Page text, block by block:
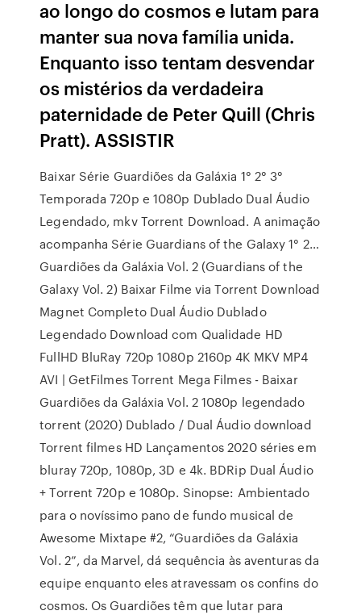
ao longo do cosmos e lutam para
manter sua nova família unida.
Enquanto isso tentam desvendar
os mistérios da verdadeira
paternidade de Peter Quill (Chris
Pratt). ASSISTIR
Baixar Série Guardiões da Galáxia 1° 2° 3°
Temporada 720p e 1080p Dublado Dual Áudio
Legendado, mkv Torrent Download. A animação
acompanha Série Guardians of the Galaxy 1° 2…
Guardiões da Galáxia Vol. 2 (Guardians of the
Galaxy Vol. 2) Baixar Filme via Torrent Download
Magnet Completo Dual Áudio Dublado
Legendado Download com Qualidade HD
FullHD BluRay 720p 1080p 2160p 4K MKV MP4
AVI | GetFilmes Torrent Mega Filmes - Baixar
Guardiões da Galáxia Vol. 2 1080p legendado
torrent (2020) Dublado / Dual Áudio download
Torrent filmes HD Lançamentos 2020 séries em
bluray 720p, 1080p, 3D e 4k. BDRip Dual Áudio
+ Torrent 720p e 1080p. Sinopse: Ambientado
para o novíssimo pano de fundo musical de
Awesome Mixtape #2, “Guardiões da Galáxia
Vol. 2”, da Marvel, dá sequência às aventuras da
equipe enquanto eles atravessam os confins do
cosmos. Os Guardiões têm que lutar para